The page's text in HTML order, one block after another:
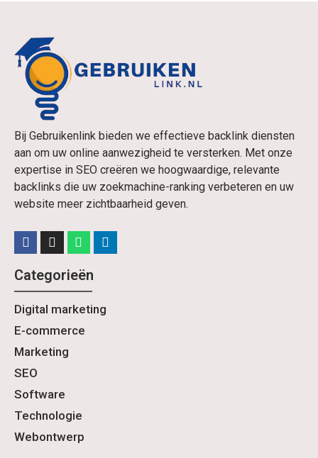
Bij Gebruikenlink bieden we effectieve backlink diensten
aan om uw online aanwezigheid te versterken. Met onze
expertise in SEO creëren we hoogwaardige, relevante
backlinks die uw zoekmachine-ranking verbeteren en uw
website meer zichtbaarheid geven.
Categorieën
Digital marketing
E-commerce
Marketing
SEO
Software
Technologie
Webontwerp